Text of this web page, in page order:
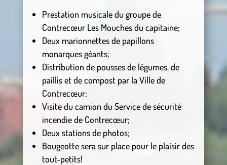
Prestation musicale du groupe de
Contrecœur Les Mouches du capitaine;
Deux marionnettes de papillons
monarques géants;
Distribution de pousses de légumes, de
paillis et de compost par la Ville de
Contrecœur;
Visite du camion du Service de sécurité
incendie de Contrecœur;
Deux stations de photos;
Bougeotte sera sur place pour le plaisir des
tout-petits!